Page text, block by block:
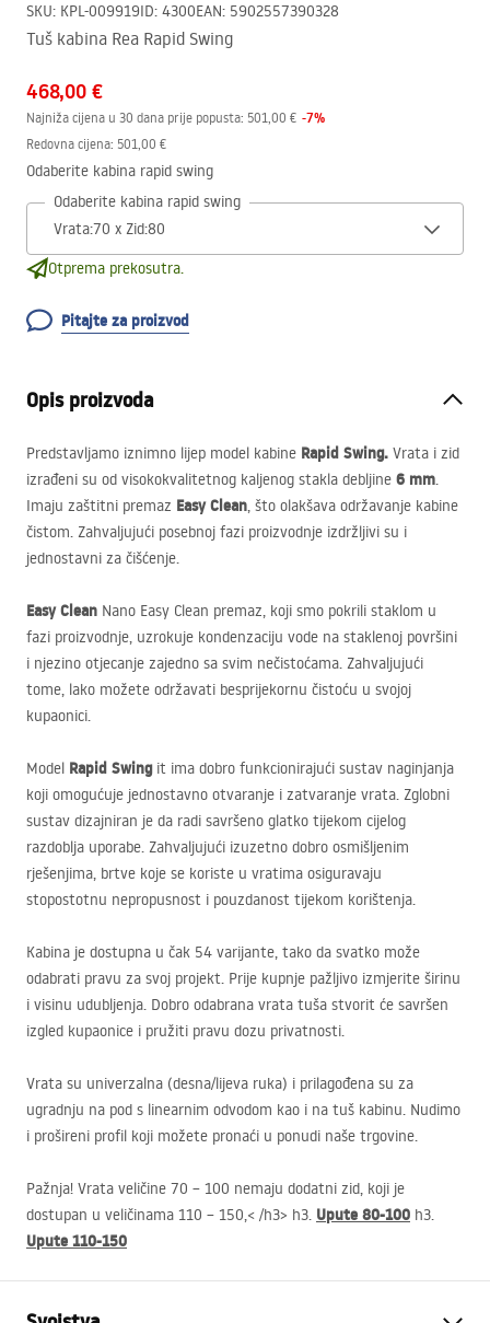
SKU: KPL-009919ID: 4300EAN: 5902557390328
Tuš kabina Rea Rapid Swing
468,00 €
Najniža cijena u 30 dana prije popusta: 501,00 € -7%
Redovna cijena: 501,00 €
Odaberite kabina rapid swing
Odaberite kabina rapid swing
Otprema prekosutra.
Pitajte za proizvod
Opis proizvoda
Predstavljamo iznimno lijep model kabine Rapid Swing. Vrata i zid
izrađeni su od visokokvalitetnog kaljenog stakla debljine 6 mm.
Imaju zaštitni premaz Easy Clean, što olakšava održavanje kabine
čistom. Zahvaljujući posebnoj fazi proizvodnje izdržljivi su i
jednostavni za čišćenje.
Easy Clean Nano Easy Clean premaz, koji smo pokrili staklom u
fazi proizvodnje, uzrokuje kondenzaciju vode na staklenoj površini
i njezino otjecanje zajedno sa svim nečistoćama. Zahvaljujući
tome, lako možete održavati besprijekornu čistoću u svojoj
kupaonici.
Model Rapid Swing it ima dobro funkcionirajući sustav naginjanja
koji omogućuje jednostavno otvaranje i zatvaranje vrata. Zglobni
sustav dizajniran je da radi savršeno glatko tijekom cijelog
razdoblja uporabe. Zahvaljujući izuzetno dobro osmišljenim
rješenjima, brtve koje se koriste u vratima osiguravaju
stopostotnu nepropusnost i pouzdanost tijekom korištenja.
Kabina je dostupna u čak 54 varijante, tako da svatko može
odabrati pravu za svoj projekt. Prije kupnje pažljivo izmjerite širinu
i visinu udubljenja. Dobro odabrana vrata tuša stvorit će savršen
izgled kupaonice i pružiti pravu dozu privatnosti.
Vrata su univerzalna (desna/lijeva ruka) i prilagođena su za
ugradnju na pod s linearnim odvodom kao i na tuš kabinu. Nudimo
i prošireni profil koji možete pronaći u ponudi naše trgovine.
Pažnja! Vrata veličine 70 – 100 nemaju dodatni zid, koji je
dostupan u veličinama 110 – 150,< /h3> h3. Upute 80-100 h3.
Upute 110-150